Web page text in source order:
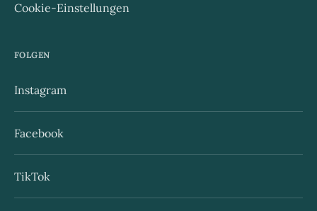
FOLGEN
Instagram
Facebook
TikTok
Cookie-Einstellungen